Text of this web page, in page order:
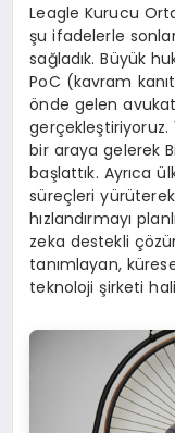
Leagle Kurucu
şu ifadelerle
sağladık. Büyük
PoC (kavram
önde gelen
gerçekleştiriyoruz.
bir araya gelerek
başlattık. Ayrıca
süreçleri yürüterek
hızlandırmayı
zeka destekli
tanımlayan,
teknoloji şirketi